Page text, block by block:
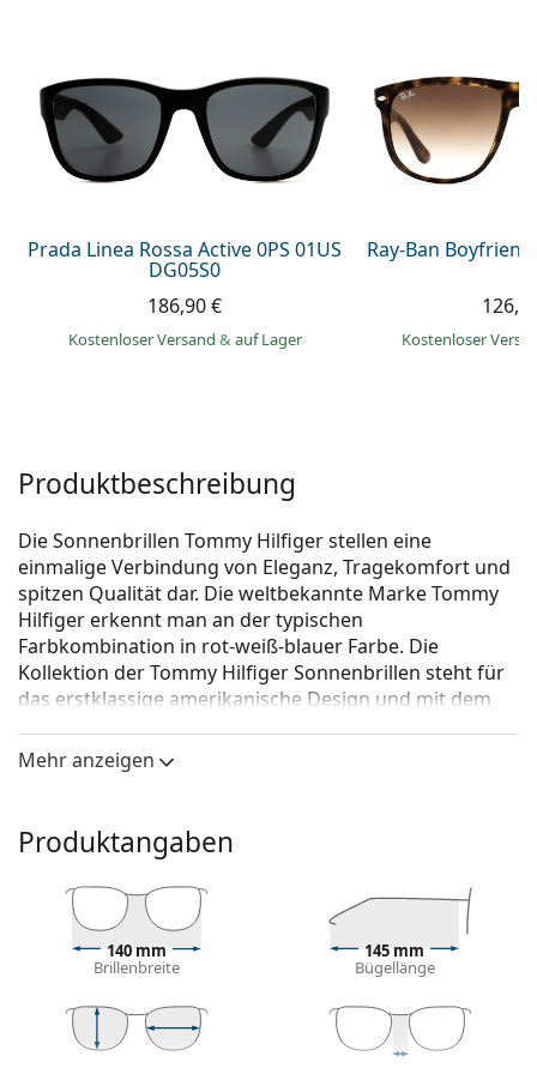
Alle Marken
Prada Linea Rossa Active 0PS 01US
DG05S0
186,90 €
Kostenloser Versand & auf Lager
Ray-Ban
Kostenloser
Produktbeschreibung
Die Sonnenbrillen Tommy Hilfiger stellen eine
einmalige Verbindung von Eleganz, Tragekomfort und
spitzen Qualität dar. Die weltbekannte Marke Tommy
Hilfiger erkennt man an der typischen
Farbkombination in rot-weiß-blauer Farbe. Die
Kollektion der Tommy Hilfiger Sonnenbrillen steht für
das erstklassige amerikanische Design und mit dem
Tommy Hilfiger TH 1445/S LCN NR 57
Mit der virtuellen Anprobefunktion von Lentiamo
können Sie herausfinden, wie Sie mit dieser
Sonnenbrille aussehen.
Brillenfassung
Die blaue Farbe des Rahmens passt perfekt zu
oder hellblondem Haar.
Quadratische Sonnenbrillenfassungen
sind eine
Mehr anzeigen
Produktangaben
140 mm
Brillenbreite
145 mm
Bügellänge